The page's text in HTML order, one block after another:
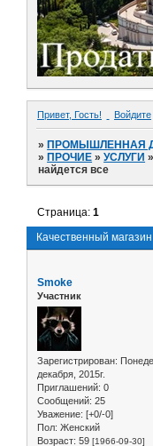
Привет, Гость! Войдите
»ПРОМЫШЛЕННАЯ
»ПРОЧИЕ »УСЛУГИ
найдется все
Качественный
Страница:1
Smoke
Участник
Зарегистрирован:
декабря, 2015г.
Приглашений: 0
Сообщений: 25
Уважение: [+0/-0]
Пол: Женский
Возраст: 59 [1966-09-30]